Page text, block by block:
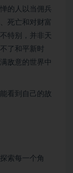
的人以当佣兵
死亡和对财富
特别，并非天
了和平新时
敌意的世界中
看到自己的故
索每一个角